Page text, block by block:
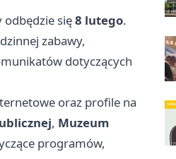
odbędzie się8 lutego.
zabawy,
dotyczących
oraz profile na
, Muzeum
programów,